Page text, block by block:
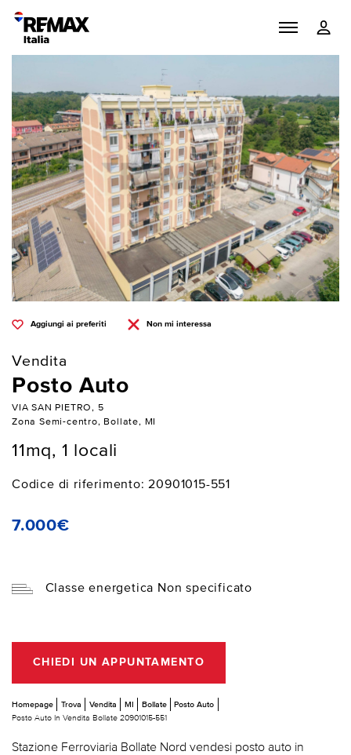
Aggiungi ai preferiti Non mi interessa
Vendita
Posto Auto
VIA SAN PIETRO, 5
Zona Semi-centro, Bollate, MI
11mq, 1 locali
Codice di riferimento: 20901015-551
7.000€
Classe energetica Non specificato
CHIEDI UN APPUNTAMENTO
Homepage Trova Vendita MI Bollate
Posto Auto
Posto Auto In Vendita Bollate 20901015-551
Stazione Ferroviaria Bollate Nord vendesi posto auto in